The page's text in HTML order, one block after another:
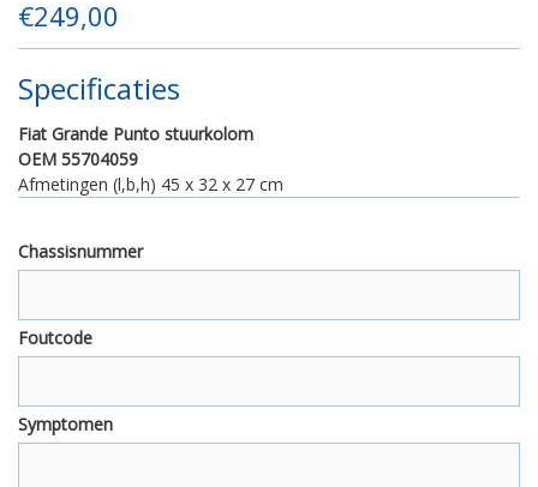
€249,00
Specificaties
Fiat Grande Punto stuurkolom
OEM 55704059
Afmetingen (l,b,h) 45 x 32 x 27 cm
Chassisnummer
Foutcode
Symptomen